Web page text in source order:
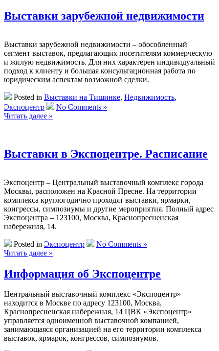
Выставки зарубежной недвижимости
Выставки зарубежной недвижимости – обособленный
сегмент выставок, предлагающих посетителям коммерческую
и жилую недвижимость. Для них характерен индивидуальный
подход к клиенту и большая консультационная работа по
юридическим аспектам возможной сделки.
Posted in Выставки на Тишинке, Недвижимость,
Экспоцентр
No Comments »
Читать далее »
Выставки в Экспоцентре. Расписание
Экспоцентр – Центральный выставочный комплекс города
Москвы, расположен на Красной Пресне. На территории
комплекса круглогодично проходят выставки, ярмарки,
конгрессы, симпозиумы и другие мероприятия. Полный адрес
Экспоцентра – 123100, Москва, Краснопресненская
набережная, 14.
Posted in Экспоцентр
No Comments »
Читать далее »
Информация об Экспоцентре
Центральный выставочный комплекс «Экспоцентр»
находится в Москве по адресу 123100, Москва,
Краснопресненская набережная, 14 ЦВК «Экспоцентр»
управляется одноименной выставочной компанией,
занимающаяся организацией на его территории комплекса
выставок, ярмарок, конгрессов, симпозиумов.